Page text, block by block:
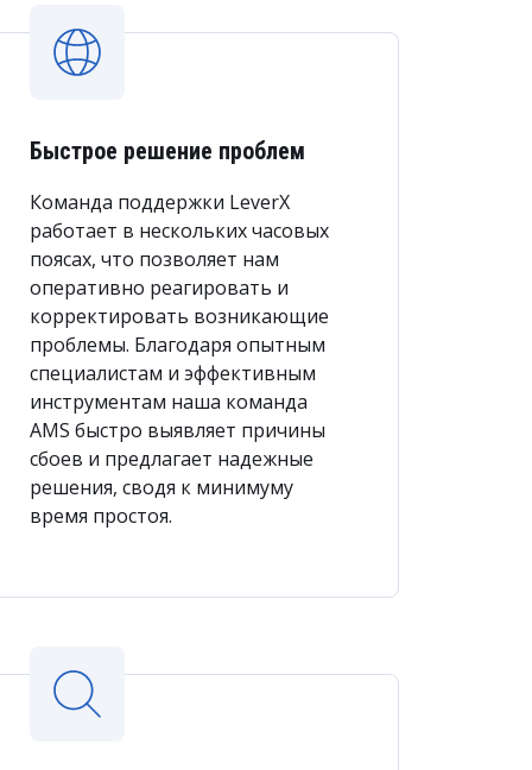
Быстрое решение проблем
Команда поддержки LeverX
работает в нескольких часовых
поясах, что позволяет нам
оперативно реагировать и
корректировать возникающие
проблемы. Благодаря опытным
специалистам и эффективным
инструментам наша команда
AMS быстро выявляет причины
сбоев и предлагает надежные
решения, сводя к минимуму
время простоя.